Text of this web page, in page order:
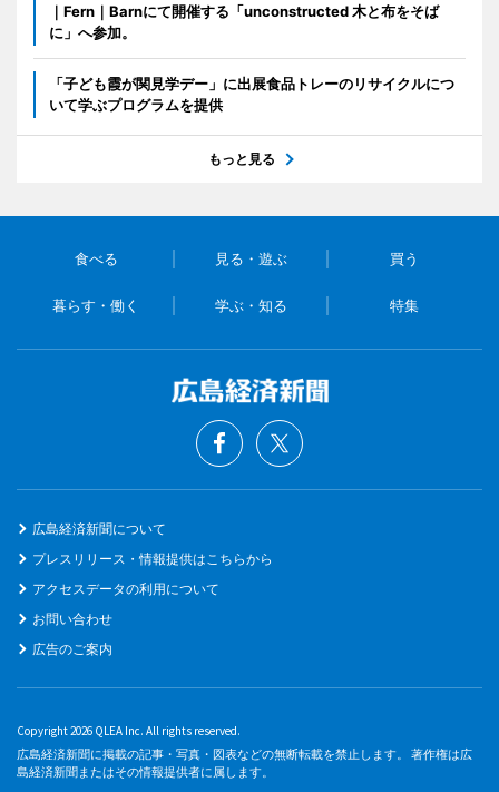
｜Fern｜Barnにて開催する「unconstructed 木と布をそば
に」へ参加。
「子ども霞が関見学デー」に出展食品トレーのリサイクルにつ
いて学ぶプログラムを提供
もっと見る
食べる 見る・遊ぶ 買う
暮らす・働く 学ぶ・知る 特集
広島経済新聞について
プレスリリース・情報提供はこちらから
アクセスデータの利用について
お問い合わせ
広告のご案内
Copyright 2026 QLEA Inc. All rights reserved.
広島経済新聞に掲載の記事・写真・図表などの無断転載を禁止します。 著作権は広
島経済新聞またはその情報提供者に属します。